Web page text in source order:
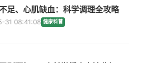
足、心肌缺血：科学调理全攻略
31 08:41:08 健康科普